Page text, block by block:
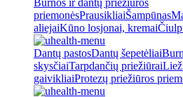
Burnos ir dantų priežiūros
priemonėsPrausikliaiŠampūnas
aliejaiKūno losjonai, kremai
Dantų pastosDantų šepetėliai
skysčiaiTarpdančių priežiūrai
gaivikliaiProtezų priežiūros